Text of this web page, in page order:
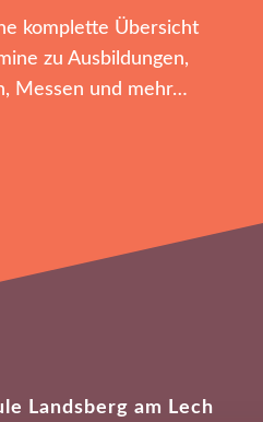
komplette Übersicht
zu Ausbildungen,
Messen und mehr…
Landsberg am Lech